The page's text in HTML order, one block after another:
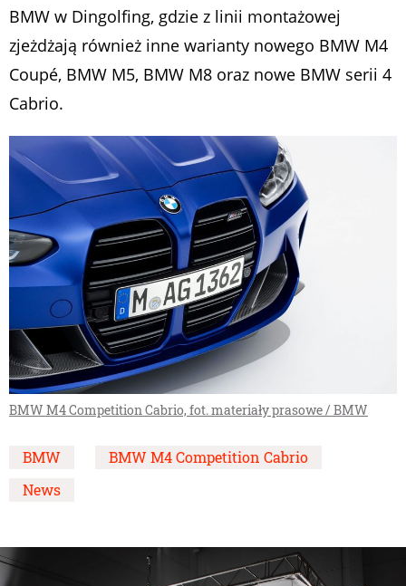
BMW w Dingolfing, gdzie z linii montażowej
zjeżdżają również inne warianty nowego BMW M4
Coupé, BMW M5, BMW M8 oraz nowe BMW serii 4
Cabrio.
BMW M4 Competition Cabrio, fot. materiały prasowe / BMW
BMW
BMW M4 Competition Cabrio
News